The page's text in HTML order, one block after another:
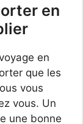
en
en
que les
vous
vous. Un
une bonne